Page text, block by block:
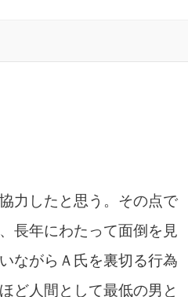
力したと思う。その点で
長年にわたって面倒を見
ながらＡ氏を裏切る行為
ど人間として最低の男と